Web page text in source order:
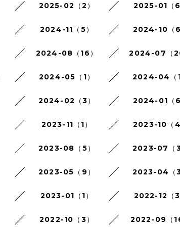
2025-02（2） 2025-01（6
2024-11（5） 2024-10（6
2024-08（16） 2024-07（
2024-05（1） 2024-04（1
2024-02（3） 2024-01（6
2023-11（1） 2023-10（4
2023-08（5） 2023-07（3
2023-05（9） 2023-04（3
2023-01（1） 2022-12（3
2022-10（3） 2022-09（16